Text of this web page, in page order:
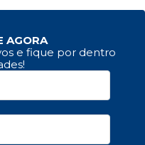
AGORA
e fique por dentro